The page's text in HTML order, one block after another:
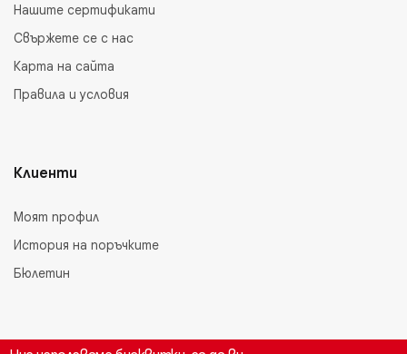
Нашите сертификати
Свържете се с нас
Карта на сайта
Правила и условия
Клиенти
Моят профил
История на поръчките
Бюлетин